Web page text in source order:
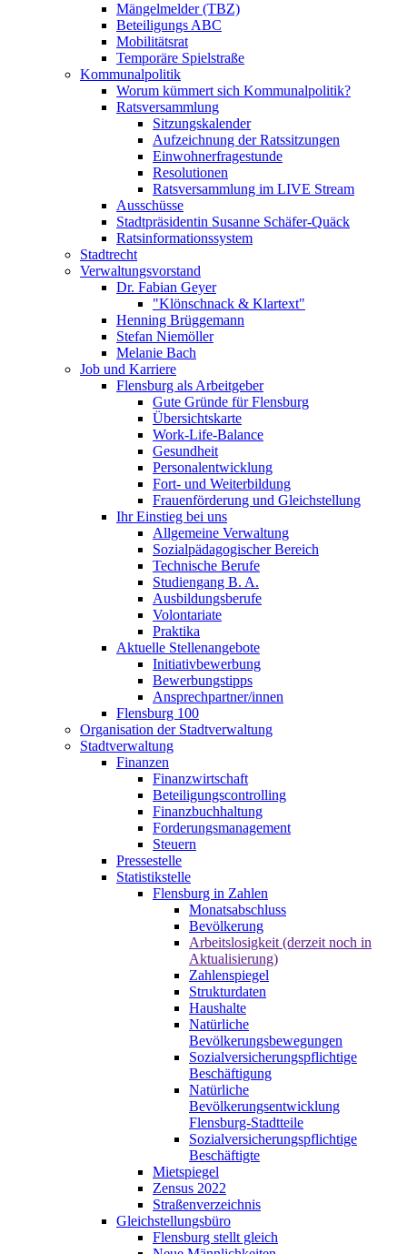
Mängelmelder (TBZ)
Beteiligungs ABC
Mobilitätsrat
Temporäre Spielstraße
Kommunalpolitik
Worum kümmert sich Kommunalpolitik?
Ratsversammlung
Sitzungskalender
Aufzeichnung der Ratssitzungen
Einwohnerfragestunde
Resolutionen
Ratsversammlung im LIVE Stream
Ausschüsse
Stadtpräsidentin Susanne Schäfer-Quäck
Ratsinformationssystem
Stadtrecht
Verwaltungsvorstand
Dr. Fabian Geyer
"Klönschnack & Klartext"
Henning Brüggemann
Stefan Niemöller
Melanie Bach
Job und Karriere
Flensburg als Arbeitgeber
Gute Gründe für Flensburg
Übersichtskarte
Work-Life-Balance
Gesundheit
Personalentwicklung
Fort- und Weiterbildung
Frauenförderung und Gleichstellung
Ihr Einstieg bei uns
Allgemeine Verwaltung
Sozialpädagogischer Bereich
Technische Berufe
Studiengang B. A.
Ausbildungsberufe
Volontariate
Praktika
Aktuelle Stellenangebote
Initiativbewerbung
Bewerbungstipps
Ansprechpartner/innen
Flensburg 100
Organisation der Stadtverwaltung
Stadtverwaltung
Finanzen
Finanzwirtschaft
Beteiligungscontrolling
Finanzbuchhaltung
Forderungsmanagement
Steuern
Pressestelle
Statistikstelle
Flensburg in Zahlen
Monatsabschluss
Bevölkerung
Arbeitslosigkeit (derzeit noch in
Aktualisierung)
Zahlenspiegel
Strukturdaten
Haushalte
Natürliche
Bevölkerungsbewegungen
Sozialversicherungspflichtige
Beschäftigung
Natürliche
Bevölkerungsentwicklung
Flensburg-Stadtteile
Sozialversicherungspflichtige
Beschäftigte
Mietspiegel
Zensus 2022
Straßenverzeichnis
Gleichstellungsbüro
Flensburg stellt gleich